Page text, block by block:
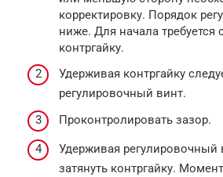
корректировку. Порядок
ниже. Для начала требуется
контргайку.
Удерживая контргайку
регулировочный винт.
Проконтролировать зазор.
Удерживая регулировочный
затянуть контргайку.